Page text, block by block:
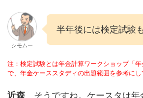
シモムー
半年後には検定試験
注：検定試験とは年金計算ワークショップ「
で、年金ケーススタディの出題範囲を参考に
近森そうですね。ケースタは年